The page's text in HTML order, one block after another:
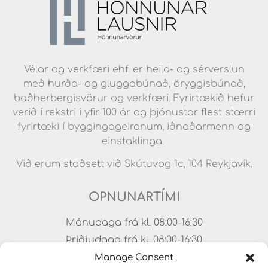
Manage Consent
Vélar og verkfæri ehf. er heild- og sérverslun
með hurða- og gluggabúnað, öryggisbúnað,
baðherbergisvörur og verkfæri. Fyrirtækið hefur
verið í rekstri í yfir 100 ár og þjónustar flest stærri
fyrirtæki í byggingageiranum, iðnaðarmenn og
einstaklinga.
Við erum staðsett við Skútuvog 1c, 104 Reykjavík.
OPNUNARTÍMI
Mánudaga frá kl. 08:00-16:30
Þriðjudaga frá kl. 08:00-16:30
Miðvikudaga frá kl. 08:00-16:30